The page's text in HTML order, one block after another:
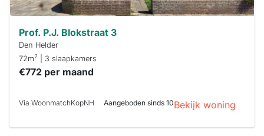
Prof. P.J. Blokstraat 3
Den Helder
72m2 | 3 slaapkamers
€772 per maand
Via WoonmatchKopNH Aangeboden sinds 10Bekijk woning